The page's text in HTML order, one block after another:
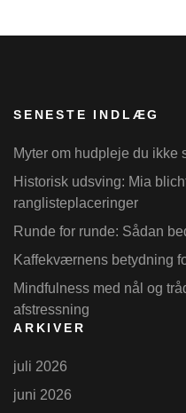
SENESTE INDLÆG
Myter om hudpleje du ikke
Historisk udsving: Mia
ranglisteplaceringer
Runde for runde: Sådan
Kaffekværnens betydning
Mindfulness med nål og
afstressning
ARKIVER
juli 2026
juni 2026